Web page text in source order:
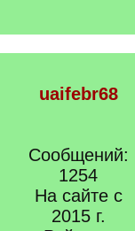
uaifebr68
Сообщений:
1254
На сайте с
2015 г.